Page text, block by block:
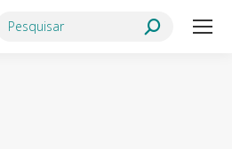
Search: